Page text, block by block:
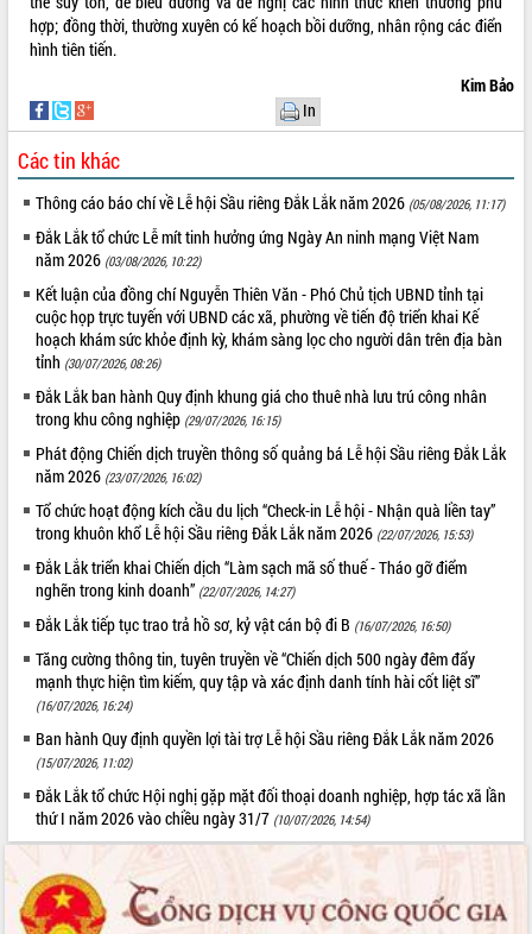
hợp; đồng thời, thường xuyên có kế hoạch bồi dưỡng, nhân rộng các điển
hình tiên tiến.
Kim Bảo
In
Các tin khác
Thông cáo báo chí về Lễ hội Sầu riêng Đắk Lắk năm 2026 (05/08/2026, 11:17)
Đắk Lắk tổ chức Lễ mít tinh hưởng ứng Ngày An ninh mạng Việt Nam
năm 2026 (03/08/2026, 10:22)
Kết luận của đồng chí Nguyễn Thiên Văn - Phó Chủ tịch UBND tỉnh tại
cuộc họp trực tuyến với UBND các xã, phường về tiến độ triển khai Kế
hoạch khám sức khỏe định kỳ, khám sàng lọc cho người dân trên địa bàn
tỉnh (30/07/2026, 08:26)
Đắk Lắk ban hành Quy định khung giá cho thuê nhà lưu trú công nhân
trong khu công nghiệp (29/07/2026, 16:15)
Phát động Chiến dịch truyền thông số quảng bá Lễ hội Sầu riêng Đắk Lắk
năm 2026 (23/07/2026, 16:02)
Tổ chức hoạt động kích cầu du lịch “Check-in Lễ hội - Nhận quà liền tay”
trong khuôn khổ Lễ hội Sầu riêng Đắk Lắk năm 2026 (22/07/2026, 15:53)
Đắk Lắk triển khai Chiến dịch “Làm sạch mã số thuế - Tháo gỡ điểm
nghẽn trong kinh doanh” (22/07/2026, 14:27)
Đắk Lắk tiếp tục trao trả hồ sơ, kỷ vật cán bộ đi B (16/07/2026, 16:50)
Tăng cường thông tin, tuyên truyền về “Chiến dịch 500 ngày đêm đẩy
mạnh thực hiện tìm kiếm, quy tập và xác định danh tính hài cốt liệt sĩ”
(16/07/2026, 16:24)
Ban hành Quy định quyền lợi tài trợ Lễ hội Sầu riêng Đắk Lắk năm 2026
(15/07/2026, 11:02)
Đắk Lắk tổ chức Hội nghị gặp mặt đối thoại doanh nghiệp, hợp tác xã lần
thứ I năm 2026 vào chiều ngày 31/7 (10/07/2026, 14:54)